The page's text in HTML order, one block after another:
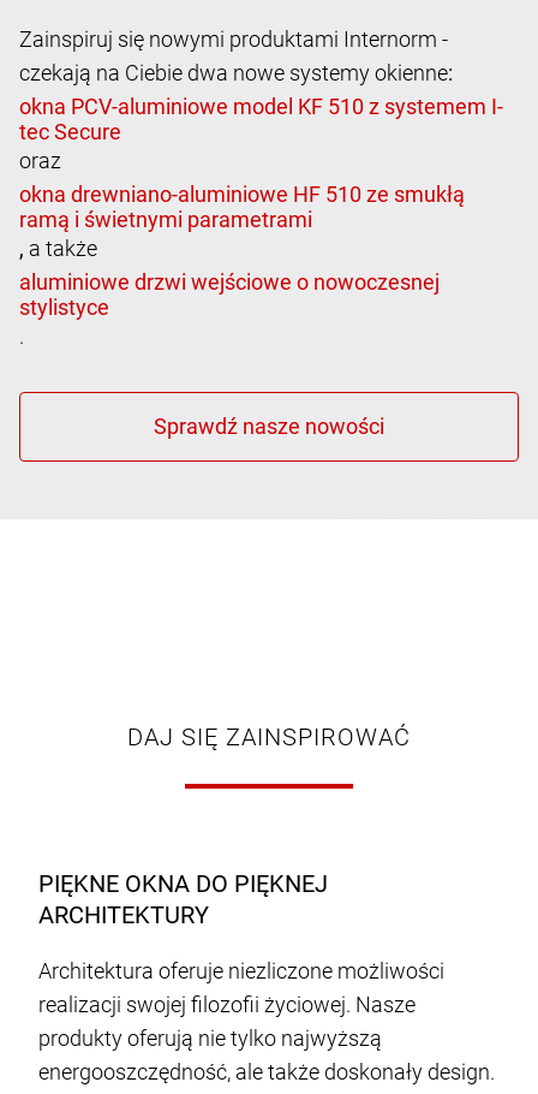
Zainspiruj się nowymi produktami Internorm -
czekają na Ciebie dwa nowe systemy okienne:
oraz
, a także
.
DAJ SIĘ ZAINSPIROWAĆ
PIĘKNE OKNA DO PIĘKNEJ
ARCHITEKTURY
Architektura oferuje niezliczone możliwości
realizacji swojej filozofii życiowej. Nasze
produkty oferują nie tylko najwyższą
energooszczędność, ale także doskonały design.